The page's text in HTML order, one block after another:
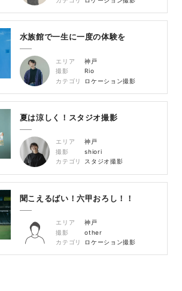
水族館で一生に一度の体験を
エリア
神戸
撮影
Rio
カテゴリ
ロケーション撮影
夏は涼しく！スタジオ撮影
エリア
神戸
撮影
shiori
カテゴリ
スタジオ撮影
聞こえるばい！六甲おろし！！
エリア
神戸
撮影
other
カテゴリ
ロケーション撮影